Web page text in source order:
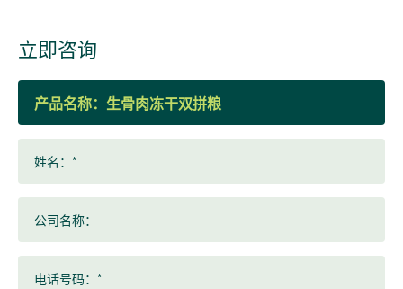
立即咨询
产品名称：
姓名：*
公司名称：
电话号码：*